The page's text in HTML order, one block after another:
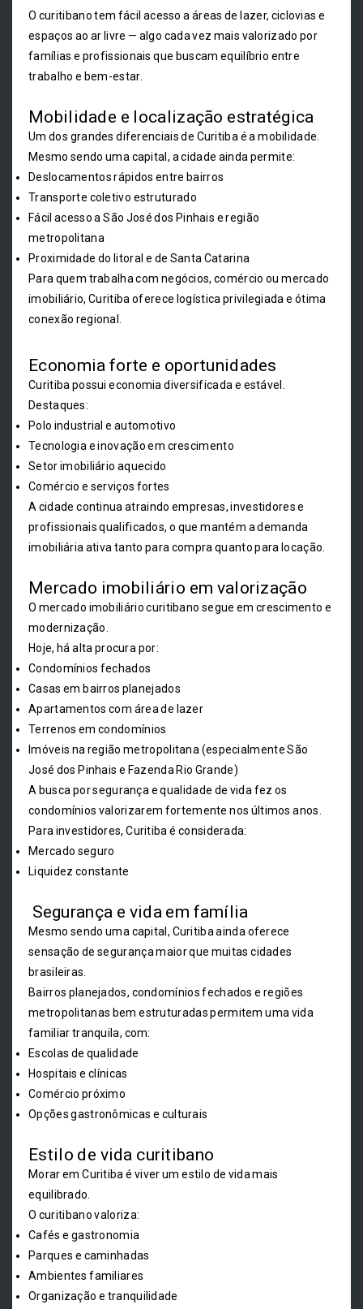
O curitibano tem fácil acesso a áreas de lazer, ciclovias e
espaços ao ar livre — algo cada vez mais valorizado por
famílias e profissionais que buscam equilíbrio entre
trabalho e bem-estar.
Mobilidade e localização estratégica
Um dos grandes diferenciais de Curitiba é a mobilidade.
Mesmo sendo uma capital, a cidade ainda permite:
Deslocamentos rápidos entre bairros
Transporte coletivo estruturado
Fácil acesso a São José dos Pinhais e região
metropolitana
Proximidade do litoral e de Santa Catarina
Para quem trabalha com negócios, comércio ou mercado
imobiliário, Curitiba oferece logística privilegiada e ótima
conexão regional.
Economia forte e oportunidades
Curitiba possui economia diversificada e estável.
Destaques:
Polo industrial e automotivo
Tecnologia e inovação em crescimento
Setor imobiliário aquecido
Comércio e serviços fortes
A cidade continua atraindo empresas, investidores e
profissionais qualificados, o que mantém a demanda
imobiliária ativa tanto para compra quanto para locação.
Mercado imobiliário em valorização
O mercado imobiliário curitibano segue em crescimento e
modernização.
Hoje, há alta procura por:
Condomínios fechados
Casas em bairros planejados
Apartamentos com área de lazer
Terrenos em condomínios
Imóveis na região metropolitana (especialmente São
José dos Pinhais e Fazenda Rio Grande)
A busca por segurança e qualidade de vida fez os
condomínios valorizarem fortemente nos últimos anos.
Para investidores, Curitiba é considerada:
Mercado seguro
Liquidez constante
Segurança e vida em família
Mesmo sendo uma capital, Curitiba ainda oferece
sensação de segurança maior que muitas cidades
brasileiras.
Bairros planejados, condomínios fechados e regiões
metropolitanas bem estruturadas permitem uma vida
familiar tranquila, com:
Escolas de qualidade
Hospitais e clínicas
Comércio próximo
Opções gastronômicas e culturais
Estilo de vida curitibano
Morar em Curitiba é viver um estilo de vida mais
equilibrado.
O curitibano valoriza:
Cafés e gastronomia
Parques e caminhadas
Ambientes familiares
Organização e tranquilidade